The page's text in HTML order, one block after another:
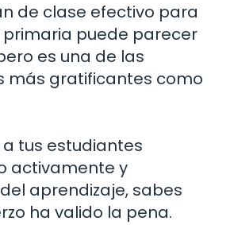
de clase efectivo para
puede parecer
es una de las
más gratificantes como
tus estudiantes
activamente y
aprendizaje, sabes
ha valido la pena.